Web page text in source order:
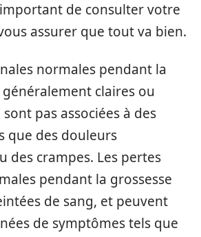
de consulter votre
assurer que tout va bien.
normales pendant la
claires ou
pas associées à des
que des douleurs
des crampes. Les pertes
pendant la grossesse
de sang, et peuvent
de symptômes tels que